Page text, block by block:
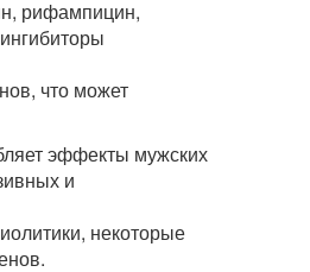
рифампицин,
что может
эффекты мужских
и
некоторые